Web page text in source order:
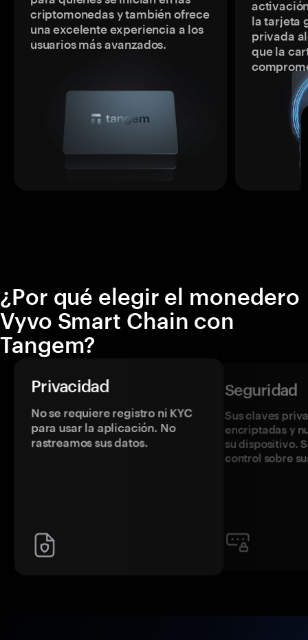
criptomonedas y también ofrece
una excelente experiencia a los
usuarios más avanzados.
la tarjeta
privada
que la
¿Por qué elegir el monedero
Vyvo Smart Chain con
Tangem?
Privacidad
No se requiere registro ni KYC
para usar la aplicación. No
rastreamos sus datos.
Seguridad
Sus claves
encriptadas y
su dispositivo.
control sobre